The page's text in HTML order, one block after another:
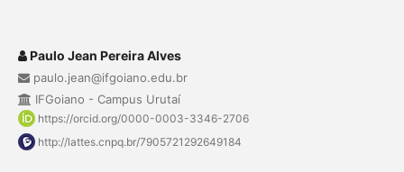
Paulo Jean Pereira Alves
paulo.jean@ifgoiano.edu.br
IFGoiano - Campus Urutaí
https://orcid.org/0000-0003-3346-2706
http://lattes.cnpq.br/7905721292649184